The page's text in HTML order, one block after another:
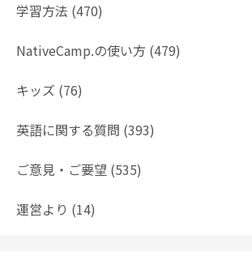
学習方法 (470)
NativeCamp.の使い方 (479)
キッズ (76)
英語に関する質問 (393)
ご意見・ご要望 (535)
運営より (14)